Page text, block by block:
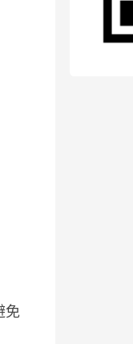
免